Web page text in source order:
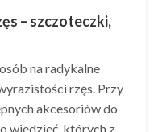
– szczoteczki,
na radykalne
rzęs. Przy
akcesoriów do
wiedzieć, których z